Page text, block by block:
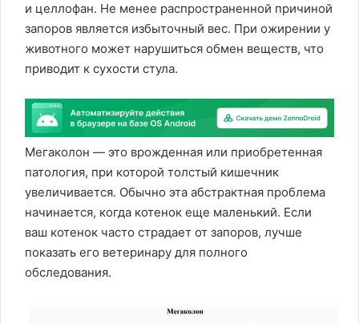
и целлофан. Не менее распространенной причиной
запоров является избыточный вес. При ожирении у
животного может нарушиться обмен веществ, что
приводит к сухости стула.
Мегаколон — это врожденная или приобретенная
патология, при которой толстый кишечник
увеличивается. Обычно эта абстрактная проблема
начинается, когда котенок еще маленький. Если
ваш котенок часто страдает от запоров, лучше
показать его ветеринару для полного
обследования.